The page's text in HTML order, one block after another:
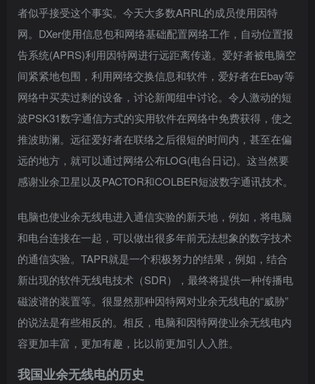
者似乎接受这个事实。今天大多数ARRL的成员使用因特
网。DXer使用信息包和网络基础配置网络工作，自动位置报
告系统(APRS)利用因特网进行远距离传递。爱好者被电脑空
间紧紧地包围，利用网络交换信息和软件，爱好者在Ebay等
网络中买卖过剩的设备，讨论新闻组中讨论。令人激动的短
波PSK31数字通信方式的实用软件在网络中免费获得，使之
推波助澜。远征爱好者在联络之后很短的时间内，甚至在偏
远的地方，就可以通过网络公布LOG(电台日记)。这当然要
感谢业余卫星以及PACTOR和COLBER短波数字通讯技术。
电脑也使业余无线电进入通信实验的新天地，例如，将电脑
和电台连接在一起，可以做出很多年前无法想象的数字技术
的通信实验。TAPR就是一个积极努力的结果，例如，结合
新出现的软件无线电技术（SDR），最终将提供一种传播电
磁波谱的装置等。很显然那种因特网对业余无线电的“威胁”
的说法是有些相反的。相反，电脑和因特网使业余无线电内
容更加丰富，更加有趣，比以前更加引人入胜。
我国业余无线电的历史